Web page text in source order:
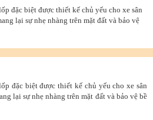
đặc biệt được thiết kế chủ yếu cho xe sân
lại sự nhẹ nhàng trên mặt đất và bảo vệ
đặc biệt được thiết kế chủ yếu cho xe sân
lại sự nhẹ nhàng trên mặt đất và bảo vệ bề